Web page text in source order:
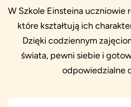
W Szkole Einsteina uczniowie
które kształtują ich
Dzięki codziennym
świata, pewni siebie i
odpowiedzialne